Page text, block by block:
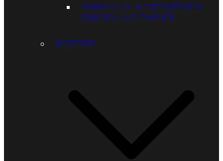
SANDALS: ALL-INC-RESORTS FÜR
PÄRCHEN UND TAUCHER
REISETIPPS